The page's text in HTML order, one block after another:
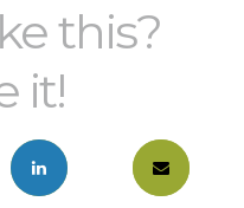
this?
it!